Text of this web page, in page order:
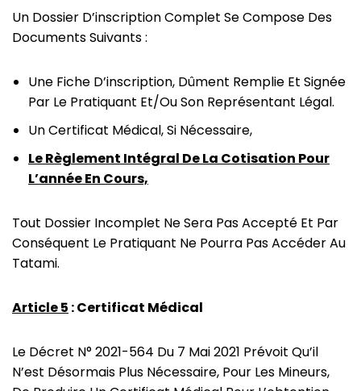
Un Dossier D’inscription Complet Se Compose Des
Documents Suivants :
Une Fiche D’inscription, Dûment Remplie Et Signée
Par Le Pratiquant Et/ou Son Représentant Légal.
Un Certificat Médical, Si Nécessaire,
Le Règlement Intégral De La Cotisation Pour
L’année En Cours,
Tout Dossier Incomplet Ne Sera Pas Accepté Et Par
Conséquent Le Pratiquant Ne Pourra Pas Accéder Au
Tatami.
Article 5 : Certificat Médical
Le Décret N° 2021-564 Du 7 Mai 2021 Prévoit Qu’il
N’est Désormais Plus Nécessaire, Pour Les Mineurs,